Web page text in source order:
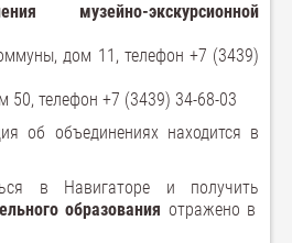
музейно-экскурсионной
дом 11, телефон +7 (3439)
50, телефон +7 (3439) 34-68-03
об объединениях находится в
в Навигаторе и получить
образования отражено в